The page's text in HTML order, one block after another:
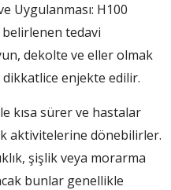
Uygulanması: H100
belirlenen tedavi
dekolte ve eller olmak
dikkatlice enjekte edilir.
kısa sürer ve hastalar
aktivitelerine dönebilirler.
şişlik veya morarma
bunlar genellikle